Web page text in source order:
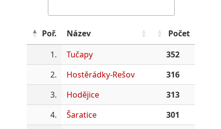
Poř. Název
Počet
1.
Tučapy
352
2.
Hostěrádky-Rešov
316
3.
Hodějice
313
4.
Šaratice
301